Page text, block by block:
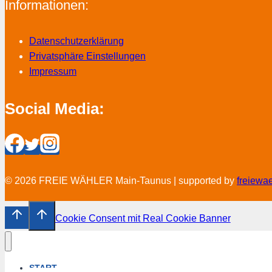
Informationen:
Datenschutzerklärung
Privatsphäre Einstellungen
Impressum
Social Media:
© 2026 FREIE WÄHLER Main-Taunus | supported by
Cookie Consent mit Real Cookie Banner
START